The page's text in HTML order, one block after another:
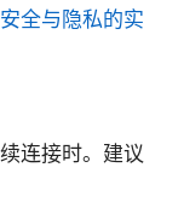
全与隐私的实
连接时。建议